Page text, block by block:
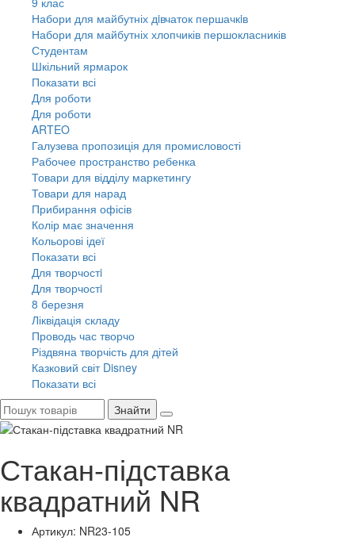
Набори для майбутніх дiвчаток першачкiв
Набори для майбутніх хлопчиків першокласників
Студентам
Шкільний ярмарок
Показати всі
Для роботи
Для роботи
ARTEO
Галузева пропозиція для промисловості
Рабочее пространство ребенка
Товари для відділу маркетингу
Товари для нарад
Прибирання офісів
Колір має значення
Кольорові ідеї
Показати всі
Для творчостi
Для творчостi
8 березня
Ліквідація складу
Проводь час творчо
Різдвяна творчість для дітей
Казковий світ Disney
Показати всі
Знайти
Стакан-підставка
квадратний NR
Артикул: NR23-105